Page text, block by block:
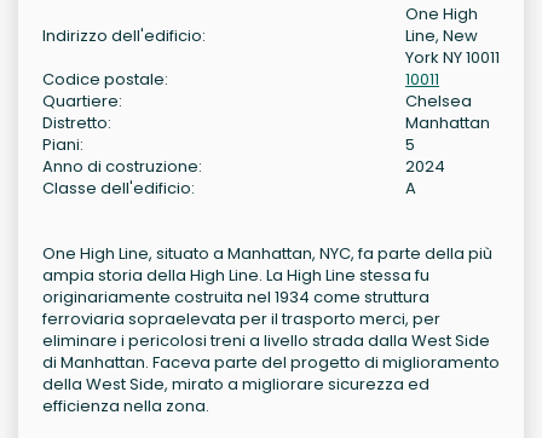
Indirizzo dell'edificio:
One High
Line, New
York NY 10011
Codice postale:
10011
Quartiere:
Chelsea
Distretto:
Manhattan
Piani:
5
Anno di costruzione:
2024
Classe dell'edificio:
A
One High Line, situato a Manhattan, NYC, fa parte della più
ampia storia della High Line. La High Line stessa fu
originariamente costruita nel 1934 come struttura
ferroviaria sopraelevata per il trasporto merci, per
eliminare i pericolosi treni a livello strada dalla West Side
di Manhattan. Faceva parte del progetto di miglioramento
della West Side, mirato a migliorare sicurezza ed
efficienza nella zona.